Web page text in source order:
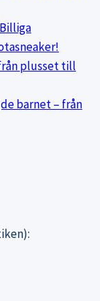
Billiga
plusset till
barnet – från